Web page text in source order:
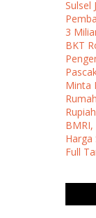
Sulsel
3
BKT
Minta
Rumah
Harga
Full